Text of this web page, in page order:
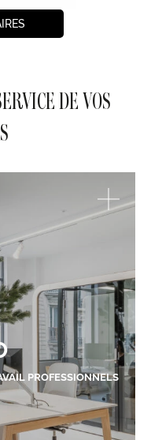
DE VOS
PROFESSIONNELS